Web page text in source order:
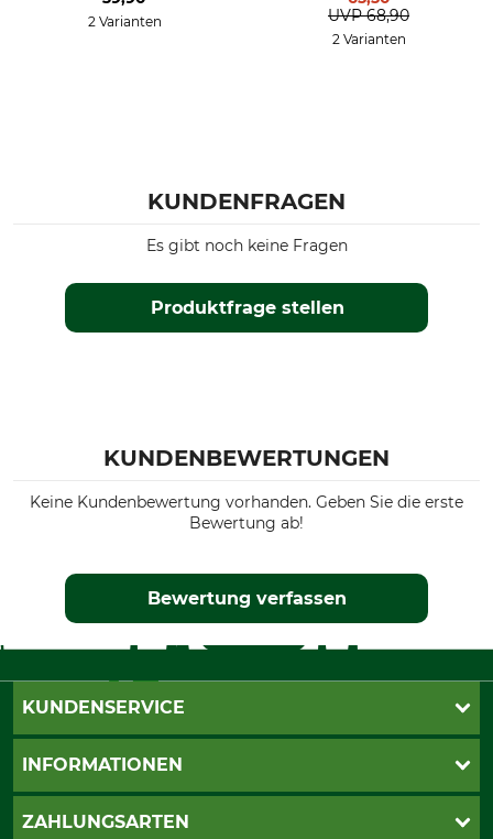
2 Varianten
UVP 68,90
2 Varianten
KUNDENFRAGEN
Produktfrage stellen
Es gibt noch keine Fragen
KUNDENBEWERTUNGEN
Keine Kundenbewertung vorhanden. Geben Sie die erste
Bewertung ab!
Bewertung verfassen
KUNDENSERVICE
Live-Shopping
INFORMATIONEN
AGB
ZAHLUNGSARTEN